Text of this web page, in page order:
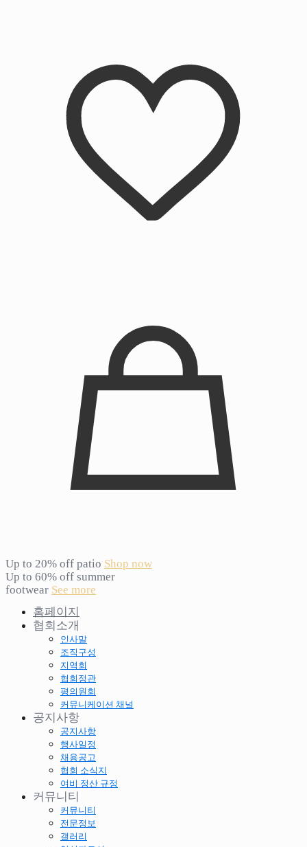
Up to 20% off patio Shop now
Up to 60% off summer
footwear See more
홈페이지
협회소개
인사말
조직구성
지역회
협회정관
평의원회
커뮤니케이션 채널
공지사항
공지사항
행사일정
채용공고
협회 소식지
여비 정산 규정
커뮤니티
커뮤니티
전문정보
갤러리